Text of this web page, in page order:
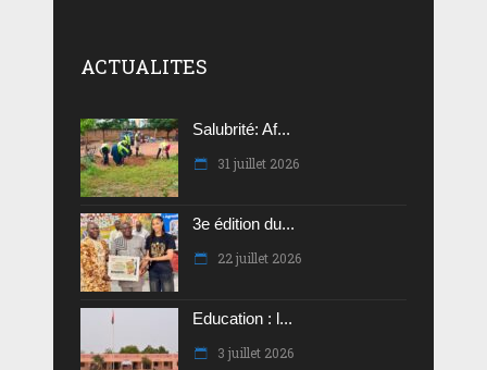
ACTUALITES
Salubrité: Af...
31 juillet 2026
3e édition du...
22 juillet 2026
Education : l...
3 juillet 2026